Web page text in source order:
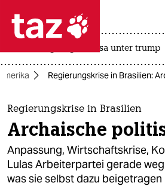
 taz zahl ich
taz zahl ich
themen
politik
öko
usa unter trump
Regierungskrise in Brasilien:
Regierungskrise in Brasilien
Archaische
Anpassung, Wirtschaftskrise,
Lulas Arbeiterpartei gerade
was sie selbst dazu beigetragen